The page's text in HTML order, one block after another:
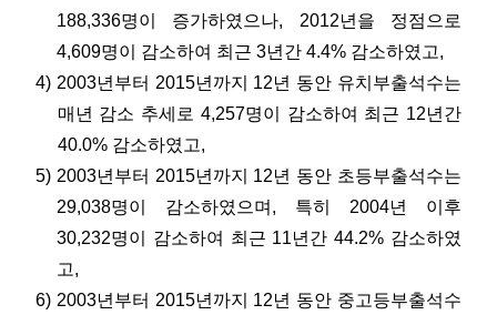
188,336명이 증가하였으나, 2012년을 정점으로
4,609명이 감소하여 최근 3년간 4.4% 감소하였고,
4) 2003년부터 2015년까지 12년 동안 유치부출석수는
매년 감소 추세로 4,257명이 감소하여 최근 12년간
40.0% 감소하였고,
5) 2003년부터 2015년까지 12년 동안 초등부출석수는
29,038명이 감소하였으며, 특히 2004년 이후
30,232명이 감소하여 최근 11년간 44.2% 감소하였
고,
6) 2003년부터 2015년까지 12년 동안 중고등부출석수